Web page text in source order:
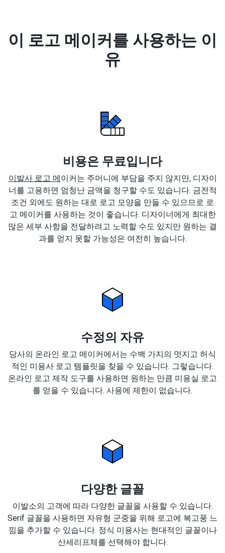
이 로고 메이커를 사용하는 이
유
비용은 무료입니다
이발사 로고 메이커는 주머니에 부담을 주지 않지만, 디자이
너를 고용하면 엄청난 금액을 청구할 수도 있습니다. 금전적
조건 외에도 원하는 대로 로고 모양을 만들 수 있으므로 로
고 메이커를 사용하는 것이 좋습니다. 디자이너에게 최대한
많은 세부 사항을 전달하려고 노력할 수도 있지만 원하는 결
과를 얻지 못할 가능성은 여전히 높습니다.
수정의 자유
당사의 온라인 로고 메이커에서는 수백 가지의 멋지고 허식
적인 미용사 로고 템플릿을 찾을 수 있습니다. 그렇습니다.
온라인 로고 제작 도구를 사용하면 원하는 만큼 미용실 로고
를 얻을 수 있습니다. 사용에 제한이 없습니다.
다양한 글꼴
이발소의 고객에 따라 다양한 글꼴을 사용할 수 있습니다.
Serif 글꼴을 사용하면 자유형 군중을 위해 로고에 복고풍 느
낌을 추가할 수 있습니다. 정식 미용사는 현대적인 글꼴이나
산세리프체를 선택해야 합니다.